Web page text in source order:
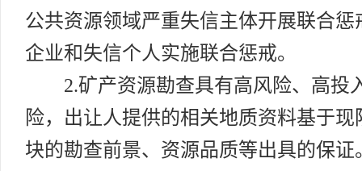
公共资源领域严重失信主体开展联合
企业和失信个人实施联合惩戒。
2.矿产资源勘查具有高风险、高
险，出让人提供的相关地质资料基于
块的勘查前景、资源品质等出具的保证